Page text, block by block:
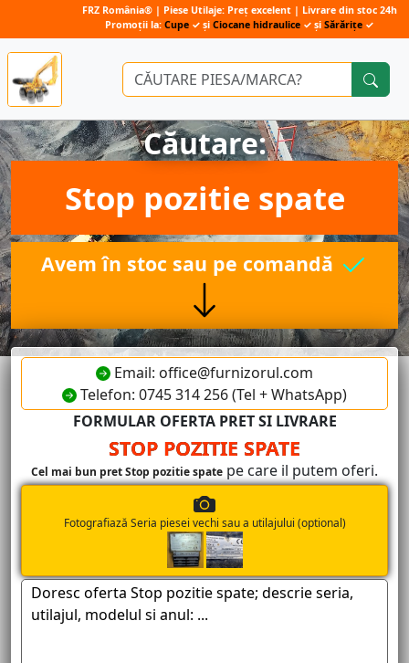
Căutare:
Stop pozitie spate
Avem în stoc sau pe comandă
Email: office@furnizorul.com
Telefon: 0745 314 256 (Tel + WhatsApp)
FORMULAR OFERTA PRET SI LIVRARE
STOP POZITIE SPATE
Cel mai bun pret Stop pozitie spate pe care il putem oferi.
Fotografiază Seria piesei vechi sau a utilajului (optional)
FRZ România® | Piese Utilaje: Preț excelent | Livrare din stoc 24h
Promoții la: Cupe ✓ și Ciocane hidraulice ✓ și Sărărițe ✓